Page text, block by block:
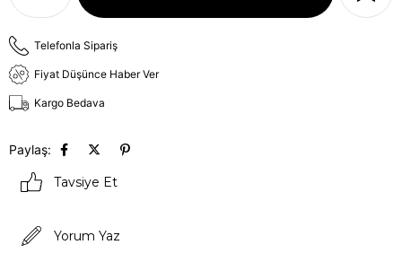
Telefonla Sipariş
Fiyat Düşünce Haber Ver
Kargo Bedava
Paylaş:
Tavsiye Et
Yorum Yaz